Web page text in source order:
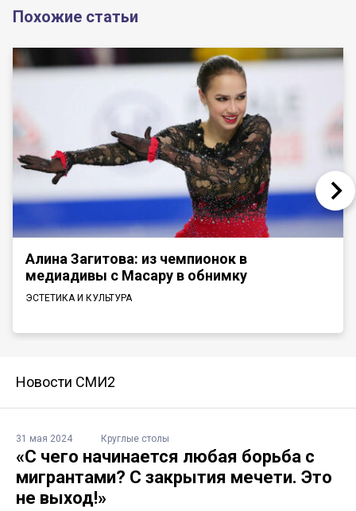
Похожие статьи
Алина Загитова: из чемпионок в
медиадивы с Масару в обнимку
ЭСТЕТИКА И КУЛЬТУРА
Новости СМИ2
31 мая 2024 Круглые столы
«С чего начинается любая борьба с
мигрантами? С закрытия мечети. Это
не выход!»